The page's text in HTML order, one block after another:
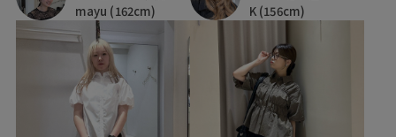
mayu (162cm)
K (156cm)